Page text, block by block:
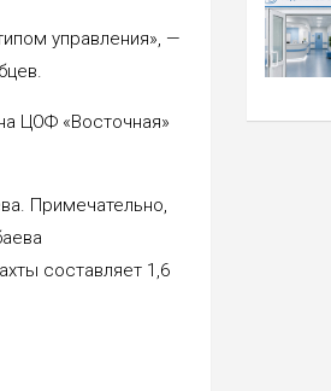
управления», —
ЦОФ «Восточная»
Примечательно,
составляет 1,6